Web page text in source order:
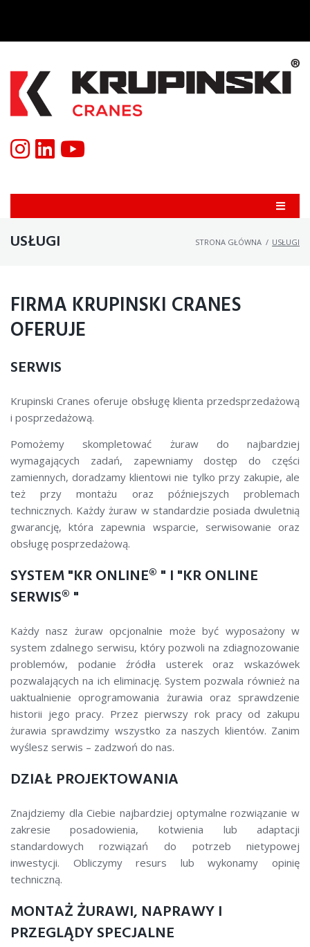
USŁUGI STRONA GŁÓWNA / USŁUGI
FIRMA KRUPINSKI CRANES
OFERUJE
SERWIS
Krupinski Cranes oferuje obsługę klienta przedsprzedażową
i posprzedażową.
Pomożemy skompletować żuraw do najbardziej
wymagających zadań, zapewniamy dostęp do części
zamiennych, doradzamy klientowi nie tylko przy zakupie, ale
też przy montażu oraz późniejszych problemach
technicznych. Każdy żuraw w standardzie posiada dwuletnią
gwarancję, która zapewnia wsparcie, serwisowanie oraz
obsługę posprzedażową.
SYSTEM "KR ONLINE® " I "KR ONLINE
SERWIS® "
Każdy nasz żuraw opcjonalnie może być wyposażony w
system zdalnego serwisu, który pozwoli na zdiagnozowanie
problemów, podanie źródła usterek oraz wskazówek
pozwalających na ich eliminację. System pozwala również na
uaktualnienie oprogramowania żurawia oraz sprawdzenie
historii jego pracy. Przez pierwszy rok pracy od zakupu
żurawia sprawdzimy wszystko za naszych klientów. Zanim
wyślesz serwis – zadzwoń do nas.
DZIAŁ PROJEKTOWANIA
Znajdziemy dla Ciebie najbardziej optymalne rozwiązanie w
zakresie posadowienia, kotwienia lub adaptacji
standardowych rozwiązań do potrzeb nietypowej
inwestycji. Obliczymy resurs lub wykonamy opinię
techniczną.
MONTAŻ ŻURAWI, NAPRAWY I
PRZEGLĄDY SPECJALNE